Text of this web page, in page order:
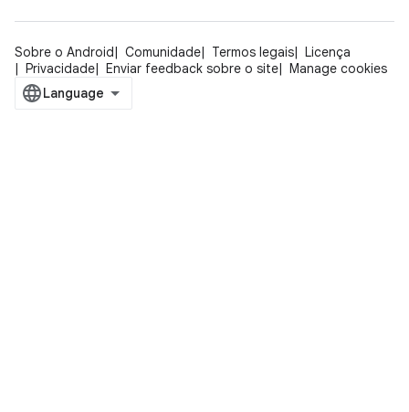
Sobre o Android Comunidade Termos legais
Licença
Privacidade
Enviar feedback sobre o site Manage cookies